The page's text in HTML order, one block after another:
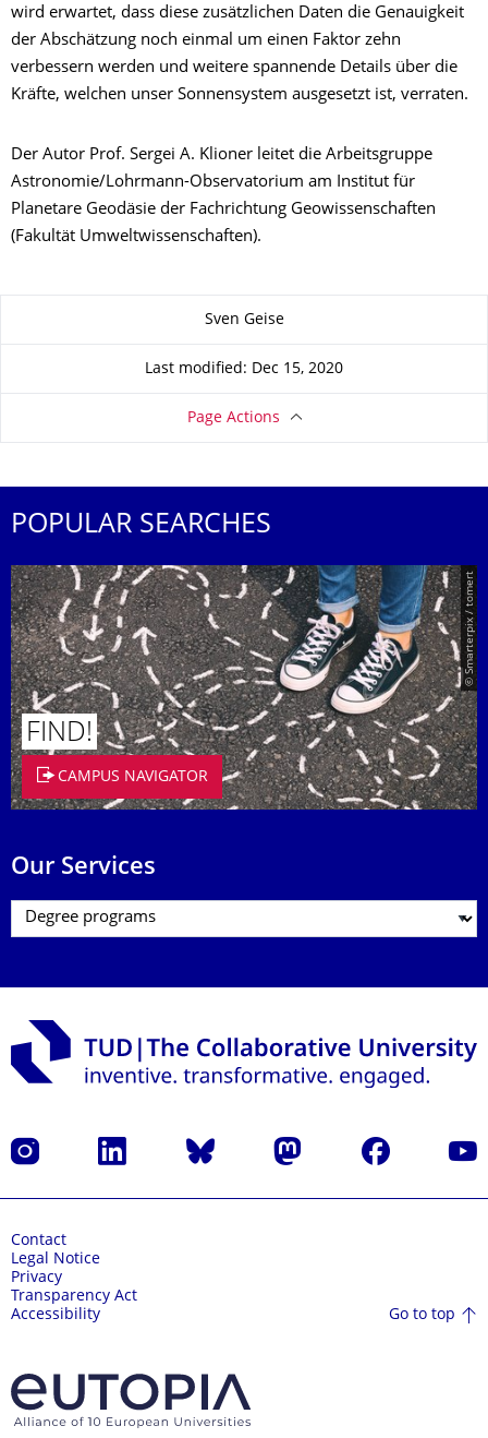
wird erwartet, dass diese zusätzlichen Daten die Genauigkeit
der Abschätzung noch einmal um einen Faktor zehn
verbessern werden und weitere spannende Details über die
Kräfte, welchen unser Sonnensystem ausgesetzt ist, verraten.
Der Autor Prof. Sergei A. Klioner leitet die Arbeitsgruppe
Astronomie/Lohrmann-Observatorium am Institut für
Planetare Geodäsie der Fachrichtung Geowissenschaften
(Fakultät Umweltwissenschaften).
Sven Geise
Last modified: Dec 15, 2020
Page Actions
POPULAR SEARCHES
© Smarterpix / tomert
FIND!
CAMPUS NAVIGATOR
Our Services
Instagram LinkedIn Bluesky Mastodon Facebook
Contact
Legal Notice
Privacy
Transparency Act
Accessibility
Go to top